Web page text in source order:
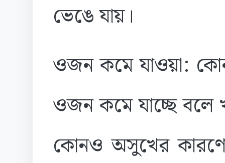
ভেঙে যায়।
ওজন কমে যাওয়া:
ওজন কমে যাচ্ছে বলে
কোনও অসুখের